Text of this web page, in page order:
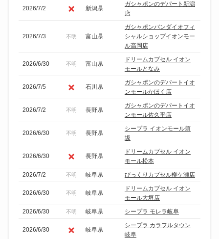
2026/7/2 新潟県
ガシャポンのデパート新潟
店
2026/7/3 不明 富山県
ガシャポンバンダイオフィ
シャルショップイオンモー
ル高岡店
2026/6/30 不明 富山県
ドリームカプセル イオン
モールとなみ
2026/7/5 石川県
ガシャポンのデパートイオ
ンモールかほく店
2026/7/2 不明 長野県
ガシャポンのデパートイオ
ンモール佐久平店
2026/6/30 不明 長野県
シープラ イオンモール須
坂
2026/6/30 長野県
ドリームカプセル イオン
モール松本
2026/7/2
不明 岐阜県 びっくりカプセル柳ケ瀬店
2026/6/30 不明 岐阜県
ドリームカプセル イオン
モール大垣店
2026/6/30
不明 岐阜県 シープラ モレラ岐阜
2026/6/30 岐阜県
シープラ カラフルタウン
岐阜